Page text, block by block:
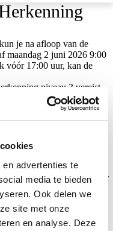
advertenties te
media te bieden
Ook delen we
site met onze
en analyse. Deze
je na afloop van de
maandag 2 juni 2026 9:00
vóór 17:00 uur, kan de
niveau 3 vereist.
deze dan zo spoedig
in beslag.
je verzorgen. Wil je
of wil je
aanvraag? Wij pakken dit
verrichten we
op basis van nacalculatie.
voor het
Geef dit dan na
uiterlijk maandag 1
formulier.